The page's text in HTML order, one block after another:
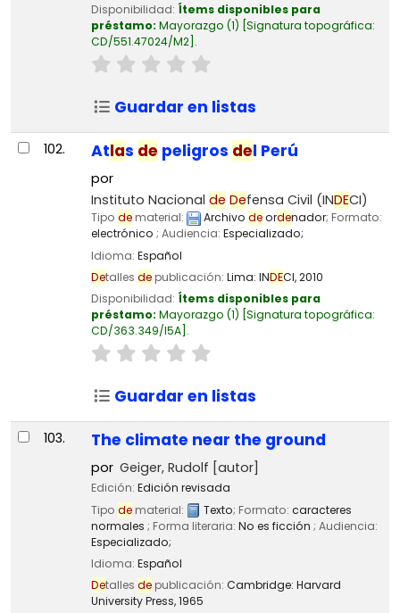
Disponibilidad: Ítems disponibles para
préstamo: Mayorazgo (1) Signatura topográfica:
CD/551.47024/M2 .
Guardar en listas
102. Atlas de peligros del Perú
por
Instituto Nacional de Defensa Civil (INDECI)
Tipo dematerial: Archivo deordenador; Formato:
electrónico ; Audiencia: Especializado;
Idioma: Español
Detalles depublicación: Lima: INDECI,2010
Disponibilidad: Ítems disponibles para
préstamo: Mayorazgo (1) Signatura topográfica:
CD/363.349/I5A .
Guardar en listas
103. The climate near the ground
por Geiger, Rudolf [autor]
Edición: Edición revisada
Tipo dematerial: Texto; Formato: caracteres
normales ; Forma literaria: No es ficción ; Audiencia:
Especializado;
Idioma: Español
Detalles depublicación: Cambridge: Harvard
University Press,1965